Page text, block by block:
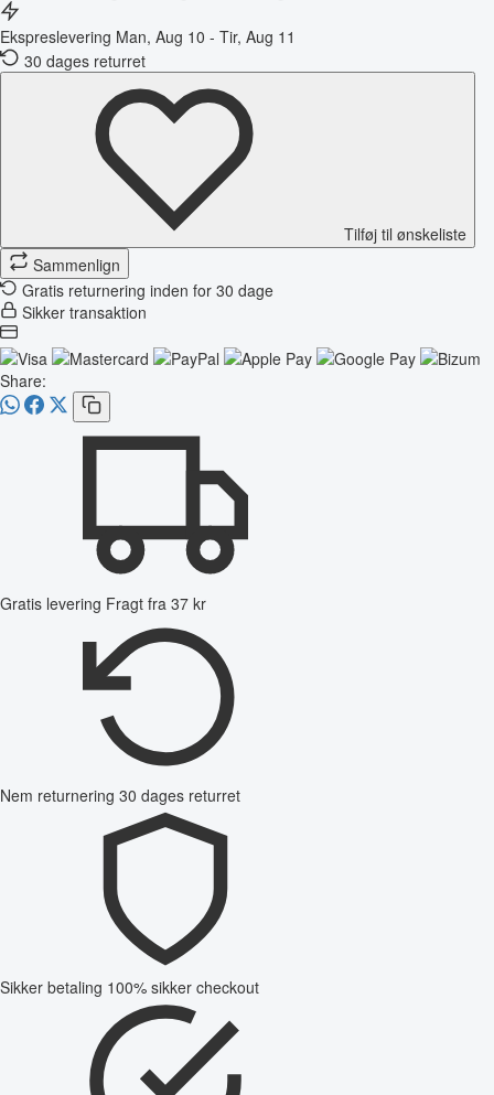
Ekspreslevering Man, Aug 10 - Tir, Aug 11
30 dages returret
Tilføj til ønskeliste
Sammenlign
Gratis returnering inden for 30 dage
Sikker transaktion
Share:
Gratis levering Fragt fra 37 kr
Nem returnering 30 dages returret
Sikker betaling 100% sikker checkout